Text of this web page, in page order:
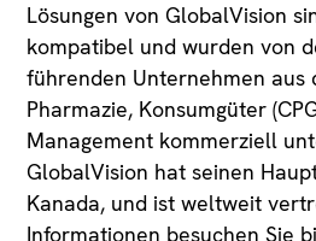
Lösungen von GlobalVision
kompatibel und wurden von
führenden Unternehmen aus
Pharmazie, Konsumgüter
Management kommerziell
GlobalVision hat seinen
Kanada, und ist weltweit
Informationen besuchen Sie